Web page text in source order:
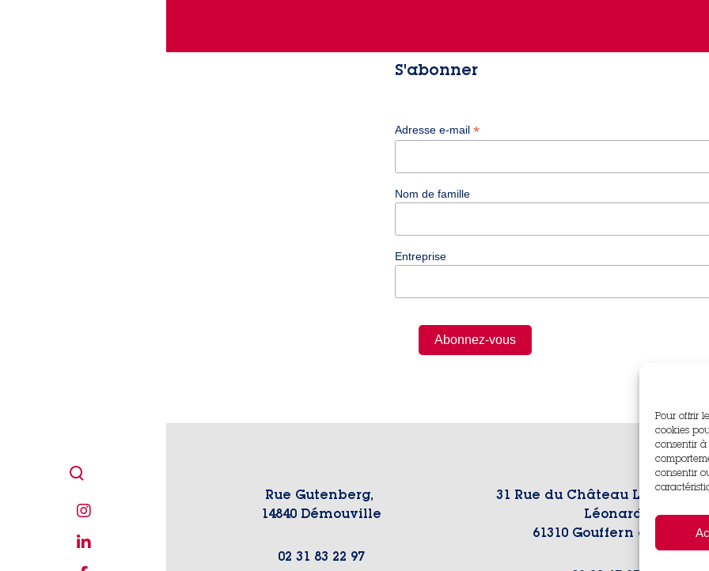
Pour offrir
cookies
consentir à
consentir
S'abonner
Adresse e-mail *
Nom de famille
Entreprise
Rue Gutenberg,
14840 Démouville
02 31 83 22 97
31 Rue du Château Le Bourg
Léonard,
61310 Gouffern en Auge